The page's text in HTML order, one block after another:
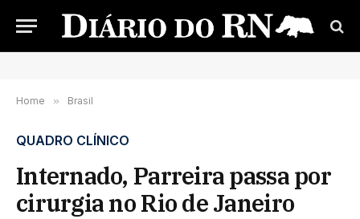
Home » Brasil
QUADRO CLÍNICO
Internado, Parreira passa por
cirurgia no Rio de Janeiro